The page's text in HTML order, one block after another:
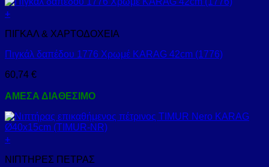
+
ΠΙΓΚΑΛ & ΧΑΡΤΟΔΟΧΕΙΑ
Πιγκάλ δαπέδου 1776 Χρωμέ KARAG 42cm (1776)
60,74 €
ΑΜΕΣΑ ΔΙΑΘΕΣΙΜΟ
+
ΝΙΠΤΗΡΕΣ ΠΕΤΡΑΣ